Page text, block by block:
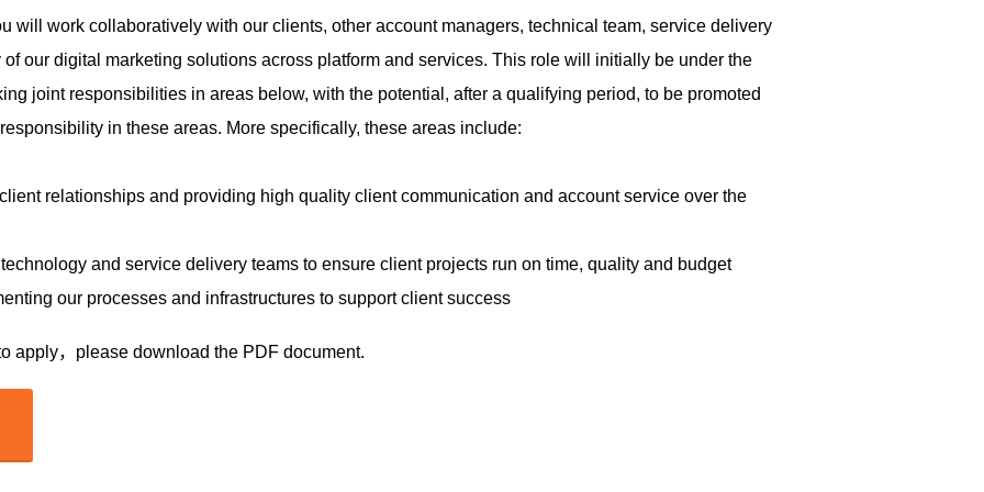
will work collaboratively with our clients, other account managers, technical team, service delivery
our digital marketing solutions across platform and services. This role will initially be under the
joint responsibilities in areas below, with the potential, after a qualifying period, to be promoted
in these areas. More specifically, these areas include:
relationships and providing high quality client communication and account service over the
and service delivery teams to ensure client projects run on time, quality and budget
our processes and infrastructures to support client success
apply，please download the PDF document.